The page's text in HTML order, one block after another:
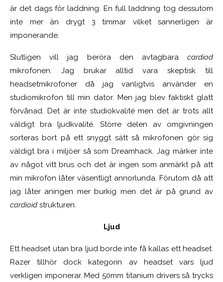
är det dags för laddning. En full laddning tog dessutom
inte mer än drygt 3 timmar vilket sannerligen är
imponerande.
Slutligen vill jag beröra den avtagbara cardiod
mikrofonen. Jag brukar alltid vara skeptisk till
headsetmikrofoner då jag vanligtvis använder en
studiomikrofon till min dator. Men jag blev faktiskt glatt
förvånad. Det är inte studiokvalité men det är trots allt
väldigt bra ljudkvalité. Större delen av omgivningen
sorteras bort på ett snyggt sätt så mikrofonen gör sig
väldigt bra i miljöer så som Dreamhack. Jag märker inte
av något vitt brus och det är ingen som anmärkt på att
min mikrofon låter väsentligt annorlunda. Förutom då att
jag låter aningen mer burkig men det är på grund av
cardioid strukturen.
Ljud
Ett headset utan bra ljud borde inte få kallas ett headset.
Razer tillhör dock kategorin av headset vars ljud
verkligen imponerar. Med 50mm titanium drivers så trycks